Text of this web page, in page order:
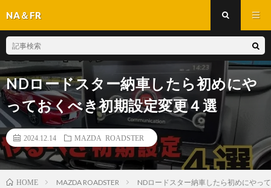
NA＆FR
NDロードスター納車したら初めにや
っておくべき初期設定変更４選
2024.12.14 MAZDA ROADSTER
HOME MAZDA ROADSTER NDロードスター納車したら初めにやっ